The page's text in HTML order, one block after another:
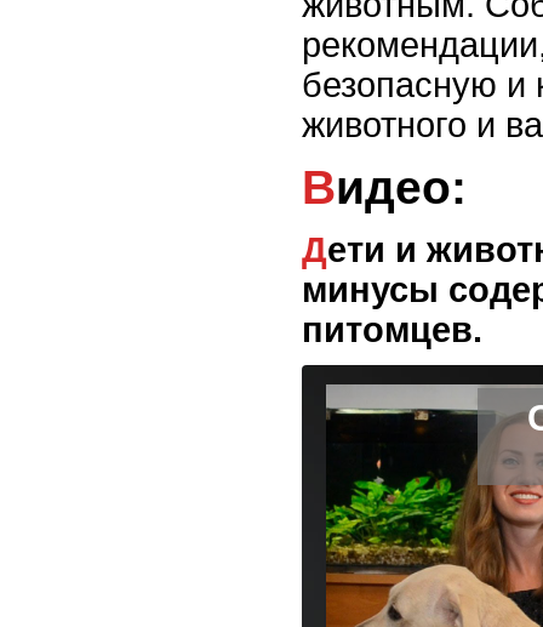
безопасную и
животного и
Видео:
Дети и животные в доме. Плюсы и
минусы
питомцев.